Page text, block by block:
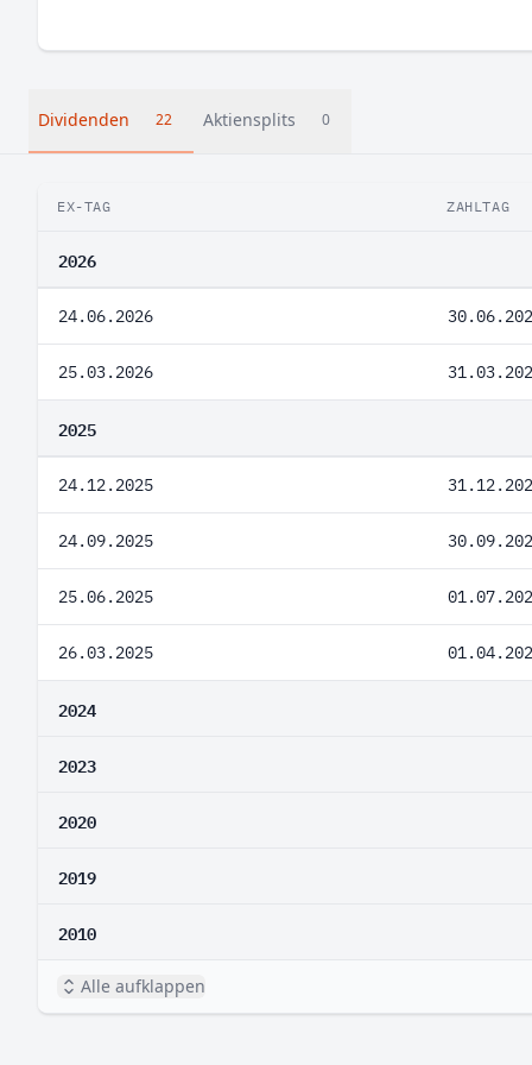
Dividenden 22 Aktiensplits 0
EX-TAG ZAHLTAG
2026
24.06.2026
25.03.2026
2025
24.12.2025
24.09.2025
25.06.2025
26.03.2025
2024
2023
2020
2019
2010
Alle aufklappen